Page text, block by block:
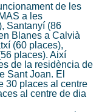
de les
a les
Santanyí (86
Blanes a Calvià
(60 places),
places). Així
de la residència de
Sant Joan. El
30 places al centre
al centre de dia